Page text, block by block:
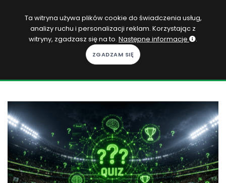
Zaloguj się
KOPACAK
DO DOMU
ROZGRYWKI
QUIZY
GRY
SUBSKRYPCJA
Ta witryna używa plików cookie do świadczenia usług,
analizy ruchu i personalizacji reklam. Korzystając z
witryny, zgadzasz się na to. Następne informacje .